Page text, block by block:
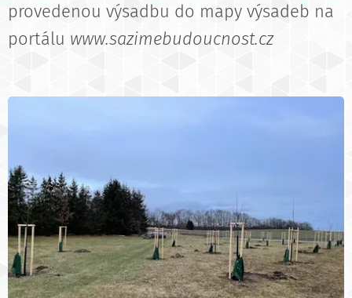
provedenou výsadbu do mapy výsadeb na
portálu www.sazimebudoucnost.cz